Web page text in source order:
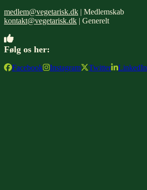
medlem@vegetarisk.dk | Medlemskab
kontakt@vegetarisk.dk | Generelt
Følg os her:
Facebook Instagram Twitter LinkedIn